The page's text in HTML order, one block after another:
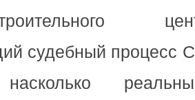
судебный процесс
насколько